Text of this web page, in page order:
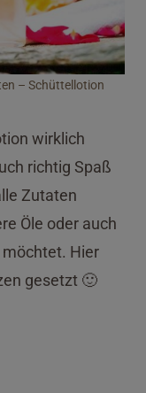
– Schüttellotion
wirklich
richtig Spaß
Zutaten
Öle oder auch
Hier
gesetzt 🙂